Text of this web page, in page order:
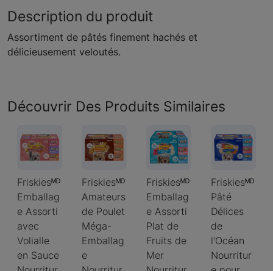
Description du produit
Assortiment de pâtés finement hachés et
délicieusement veloutés.
Découvrir Des Produits Similaires
Friskiesᴹᴰ
Emballag
e Assorti
avec
Volialle
en Sauce
Friskiesᴹᴰ
Amateurs
de Poulet
Méga-
Emballag
e
Friskiesᴹᴰ
Emballag
e Assorti
Plat de
Fruits de
Mer
Friskiesᴹᴰ
Pâté
Délices
de
l'Océan
Nourritur